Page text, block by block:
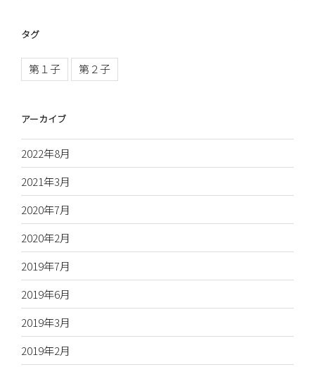
タグ
第１子 第２子
アーカイブ
2022年8月
2021年3月
2020年7月
2020年2月
2019年7月
2019年6月
2019年3月
2019年2月